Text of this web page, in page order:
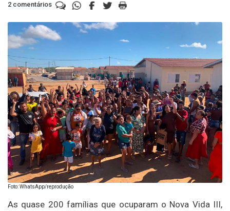
2 comentários
Foto: WhatsApp/reprodução
As quase 200 famílias que ocuparam o Nova Vida III,